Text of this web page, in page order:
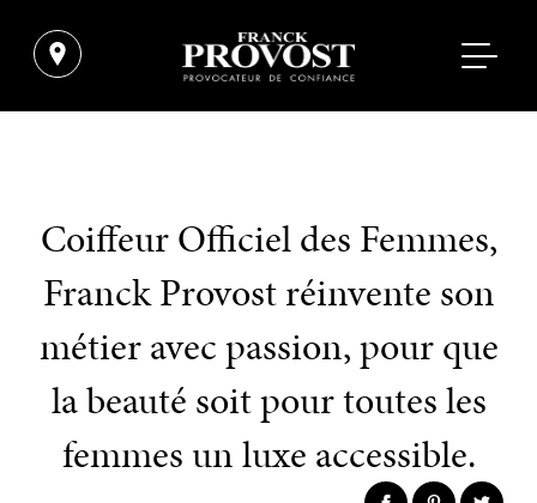
Coiffeur Officiel des Femmes,
Franck Provost réinvente son
métier avec passion, pour que
la beauté soit pour toutes les
femmes un luxe accessible.